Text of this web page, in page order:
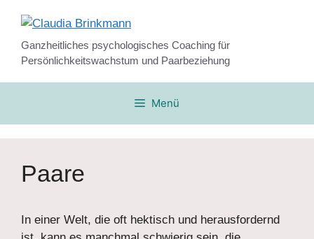
Inhalt
springenGanzheitliches psychologisches Coaching für
Persönlichkeitswachstum und Paarbeziehung
Menü
Paare
In einer Welt, die oft hektisch und herausfordernd